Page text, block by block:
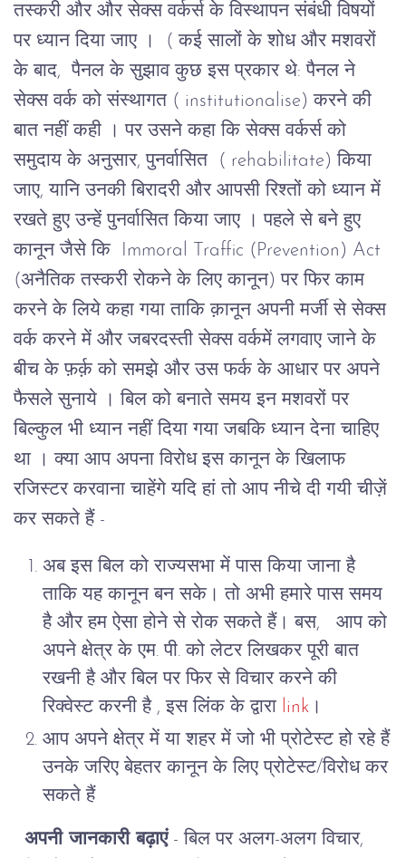
तस्करी और और सेक्स वर्कर्स के विस्थापन संबंधी विषयों
पर ध्यान दिया जाए । ( कई सालों केशोधऔर मशवरों
के बाद, पैनल के सुझाव कुछ इस प्रकार थे:पैनल ने
सेक्स वर्क को संस्थागत ( institutionalise) करने की
बात नहीं कही । पर उसने कहा कि सेक्स वर्कर्स को
समुदाय के अनुसार, पुनर्वासित ( rehabilitate) किया
जाए, यानि उनकी बिरादरी और आपसी रिश्तों को ध्यान में
रखते हुए उन्हें पुनर्वासित किया जाए ।पहले से बने हुए
कानून जैसे कि Immoral Traffic (Prevention) Act
(अनैतिक तस्करी रोकने के लिए कानून) पर फिर काम
करने के लिये कहा गया ताकि क़ानून अपनी मर्जी से सेक्स
वर्क करने में और जबरदस्ती सेक्स वर्कमें लगवाए जाने के
बीच के फ़र्क़ को समझे और उस फर्क के आधार पर अपने
फैसले सुनाये ।बिल को बनाते समय इन मशवरों पर
बिल्कुल भी ध्यान नहीं दिया गया जबकि ध्यान देना चाहिए
था ।क्या आप अपना विरोध इस कानून के खिलाफ
रजिस्टर करवाना चाहेंगे यदि हां तो आप नीचे दी गयी चीज़ें
कर सकते हैं -
अब इस बिल को राज्यसभा में पास किया जाना है
ताकि यह कानून बन सके। तो अभी हमारे पास समय
है और हम ऐसा होने से रोक सकते हैं। बस, आप को
अपने क्षेत्र के एम. पी. को लेटर लिखकर पूरी बात
रखनी है और बिल पर फिर से विचार करने की
रिक्वेस्ट करनी है , इस लिंक के द्वारा link ।
आप अपने क्षेत्र में या शहर में जो भी प्रोटेस्ट हो रहे हैं
उनके जरिए बेहतर कानून के लिए प्रोटेस्ट/विरोध कर
सकते हैं
अपनी जानकारी बढ़ाएं - बिल पर अलग-अलग विचार,